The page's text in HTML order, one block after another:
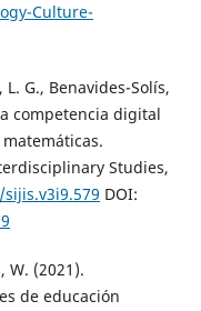
Culture-
G., Benavides-Solís,
competencia digital
Studies,
DOI:
W. (2021).
de educación